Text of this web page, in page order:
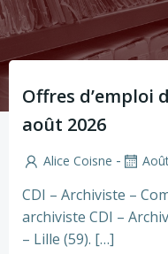
Offres d’emploi
août 2026
Alice Coisne -
CDI – Archiviste –
archiviste CDI –
– Lille (59). […]